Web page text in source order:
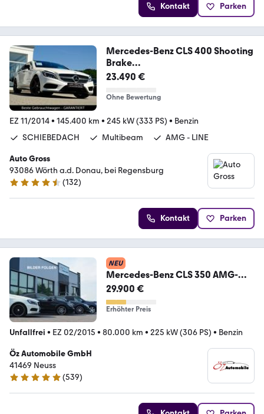
Kontakt Parken
Mercedes-Benz CLS 400 Shooting
Brake
"AMG"LED"Harman/Kardon"
23.490 €
Ohne Bewertung
EZ 11/2014• 145.400 km • 245 kW (333 PS) • Benzin
SCHIEBEDACH
Multibeam AMG - LINE
Auto Gross
93086 Wörth a.d. Donau, bei Regensburg
4.6 Sterne
(132)
Kontakt Parken
NEU
Mercedes-Benz CLS 350 AMG-
Line Exclusiv Leder Ambiente H&K
29.900 €
Erhöhter Preis
Unfallfrei • EZ 02/2015 • 80.000 km • 225 kW (306 PS) • Benzin
Öz Automobile GmbH
41469 Neuss
4.8 Sterne
(539)